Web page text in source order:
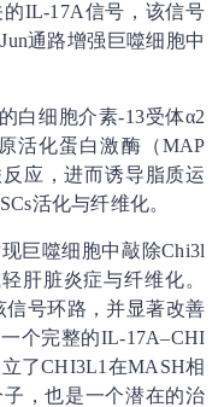
IL-17A信号，该信号
通路增强巨噬细胞中
白细胞介素-13受体α2
活化蛋白激酶（MAP
应，进而诱导脂质运
活化与纤维化。
巨噬细胞中敲除Chi3l
肝脏炎症与纤维化。
信号环路，并显著改善
个完整的IL-17A–CHI
了CHI3L1在MASH相
，也是一个潜在的治